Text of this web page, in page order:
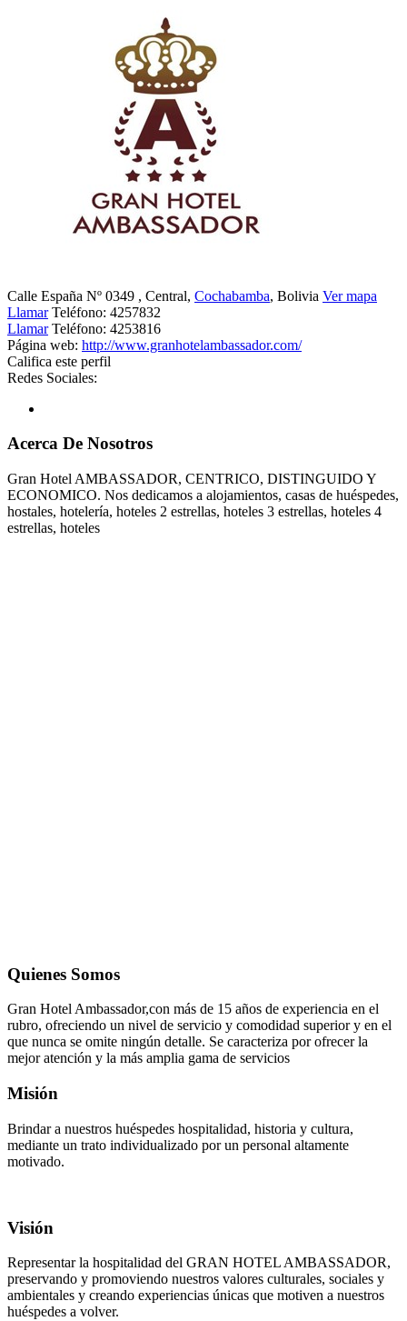
Calle España Nº 0349 , Central, Cochabamba, Bolivia Ver mapa
Llamar Teléfono: 4257832
Llamar Teléfono: 4253816
Página web: http://www.granhotelambassador.com/
Califica este perfil
Redes Sociales:
Acerca De Nosotros
Gran Hotel AMBASSADOR, CENTRICO, DISTINGUIDO Y
ECONOMICO. Nos dedicamos a alojamientos, casas de huéspedes,
hostales, hotelería, hoteles 2 estrellas, hoteles 3 estrellas, hoteles 4
estrellas, hoteles
Quienes Somos
Gran Hotel Ambassador,con más de 15 años de experiencia en el
rubro, ofreciendo un nivel de servicio y comodidad superior y en el
que nunca se omite ningún detalle. Se caracteriza por ofrecer la
mejor atención y la más amplia gama de servicios
Misión
Brindar a nuestros huéspedes hospitalidad, historia y cultura,
mediante un trato individualizado por un personal altamente
motivado.
Visión
Representar la hospitalidad del GRAN HOTEL AMBASSADOR,
preservando y promoviendo nuestros valores culturales, sociales y
ambientales y creando experiencias únicas que motiven a nuestros
huéspedes a volver.